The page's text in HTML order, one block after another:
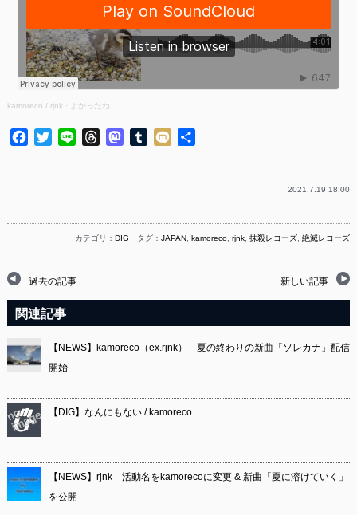
kamoreco / rjnk· よかったね
Facebook
TwitterLine ThreadsMastodon
Tumblr
Mixi
2021.7.19 18:00
カテゴリ： DIG タグ：JAPAN, kamoreco,rjnk,抹殺レコーズ,絶滅レコーズ
過去の記事 新しい記事
関連記事
【NEWS】kamoreco（ex.rjnk） 夏の終わりの新曲「ソレカナ」配信
開始
【DIG】なんにもない / kamoreco
【NEWS】rjnk 活動名をkamorecoに変更 & 新曲「夏に溶けていく」
を公開